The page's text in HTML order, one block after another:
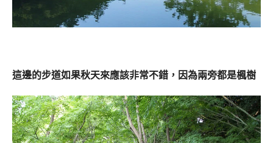
這邊的步道如果秋天來應該非常不錯， 因為兩旁都是楓樹